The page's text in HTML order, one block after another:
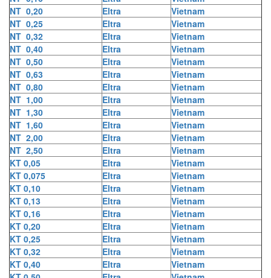
NT 0,20
Eltra
Vietnam
NT 0,25
Eltra
Vietnam
NT 0,32
Eltra
Vietnam
NT 0,40
Eltra
Vietnam
NT 0,50
Eltra
Vietnam
NT 0,63
Eltra
Vietnam
NT 0,80
Eltra
Vietnam
NT 1,00
Eltra
Vietnam
NT 1,30
Eltra
Vietnam
NT 1,60
Eltra
Vietnam
NT 2,00
Eltra
Vietnam
NT 2,50
Eltra
Vietnam
KT 0,05
Eltra
Vietnam
KT 0,075
Eltra
Vietnam
KT 0,10
Eltra
Vietnam
KT 0,13
Eltra
Vietnam
KT 0,16
Eltra
Vietnam
KT 0,20
Eltra
Vietnam
KT 0,25
Eltra
Vietnam
KT 0,32
Eltra
Vietnam
KT 0,40
Eltra
Vietnam